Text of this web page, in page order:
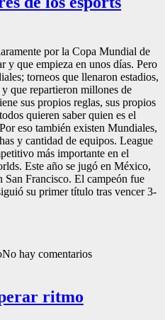
por la Copa Mundial de
y que empieza en unos días. Pero
torneos que llenaron estadios,
que repartieron millones de
sus propios reglas, sus propios
quieren saber quien es el
eso también existen Mundiales,
y cantidad de equipos. League
más importante en el
Este año se jugó en México,
Francisco. El campeón fue
su primer título tras vencer 3-
No hay comentarios
ritmo